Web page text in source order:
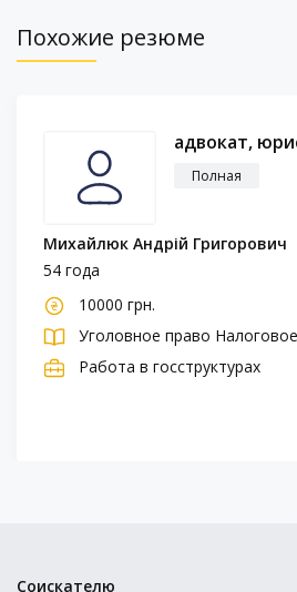
Похожие резюме
адвокат,
Полная
Михайлюк Андрій Григорович
54 года
10000 грн.
Уголовное право
Работа в госструктурах
Соискателю